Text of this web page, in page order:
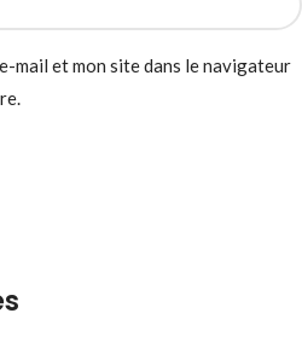
mail et mon site dans le navigateur